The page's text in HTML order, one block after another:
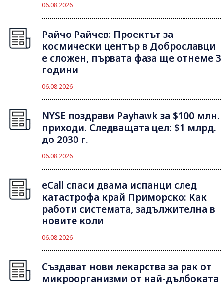
06.08.2026
Райчо Райчев: Проектът за
космически център в Доброславци
е сложен, първата фаза ще отнеме 3
години
06.08.2026
NYSE поздрави Payhawk за $100 млн.
приходи. Следващата цел: $1 млрд.
до 2030 г.
06.08.2026
eCall спаси двама испанци след
катастрофа край Приморско: Как
работи системата, задължителна в
новите коли
06.08.2026
Създават нови лекарства за рак от
микроорганизми от най-дълбоката